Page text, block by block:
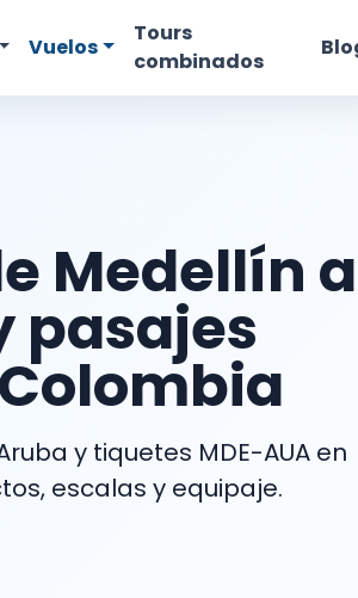
Vuelos
Tours
combinados
Medellín a
pasajes
y tiquetes MDE-AUA en
escalas y equipaje.